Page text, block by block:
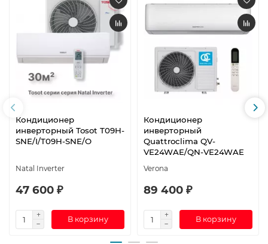
Кондиционер
инверторный Tosot T09H-
SNE/I/T09H-SNE/O
Natal Inverter
47 600 ₽
В корзину
Кондиционер
инверторный
Quattroclima QV-
VE24WAE/QN-VE24WAE
Verona
89 400 ₽
В корзину